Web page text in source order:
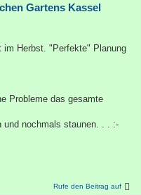
Gartens Kassel
Herbst. "Perfekte" Planung
Probleme das gesamte
und nochmals staunen. . . :-
Rufe den Beitrag auf